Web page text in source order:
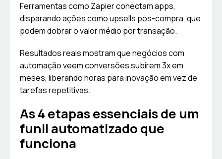
Ferramentas como Zapier conectam apps,
disparando ações como upsells pós-compra, que
podem dobrar o valor médio por transação.
Resultados reais mostram que negócios com
automação veem conversões subirem 3x em
meses, liberando horas para inovação em vez de
tarefas repetitivas.
As 4 etapas essenciais de um
funil automatizado que
funciona